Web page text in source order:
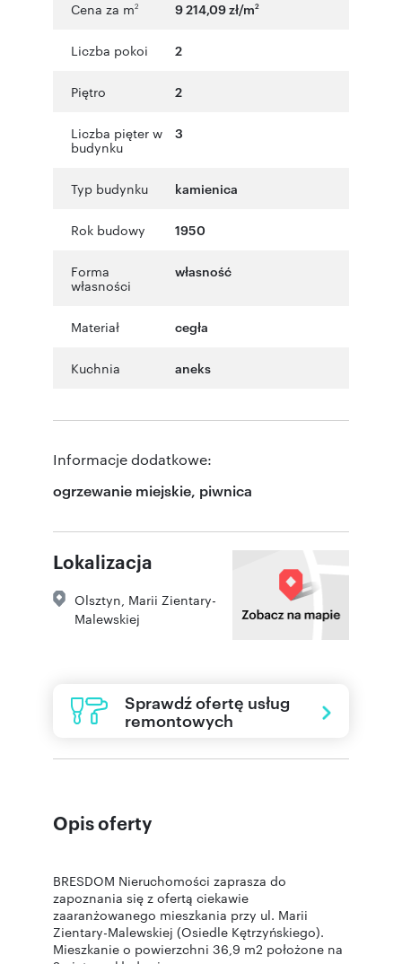
Cena za m2 9 214,09 zł/m2
Liczba pokoi 2
Piętro 2
Liczba pięter w
budynku
3
Typ budynku kamienica
Rok budowy 1950
Forma
własności
własność
Materiał cegła
Kuchnia aneks
Informacje dodatkowe:
ogrzewanie miejskie, piwnica
Lokalizacja
Olsztyn Marii Zientary-
Malewskiej
Sprawdź ofertę usług
remontowych
Opis oferty
BRESDOM Nieruchomości zaprasza do
zapoznania się z ofertą ciekawie
zaaranżowanego mieszkania przy ul. Marii
Zientary-Malewskiej (Osiedle Kętrzyńskiego).
Mieszkanie o powierzchni 36,9 m2 położone na